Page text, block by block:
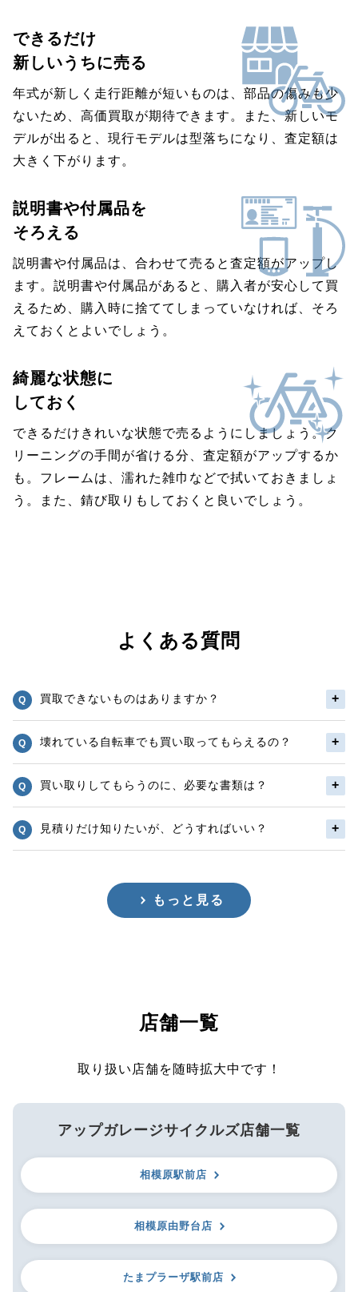
できるだけ
新しいうちに売る
年式が新しく走行距離が短いものは、部品の傷みも少
ないため、高価買取が期待できます。また、新しいモ
デルが出ると、現行モデルは型落ちになり、査定額は
大きく下がります。
説明書や付属品を
そろえる
説明書や付属品は、合わせて売ると査定額がアップし
ます。説明書や付属品があると、購入者が安心して買
えるため、購入時に捨ててしまっていなければ、そろ
えておくとよいでしょう。
綺麗な状態に
しておく
できるだけきれいな状態で売るようにしましょう。ク
リーニングの手間が省ける分、査定額がアップするか
も。フレームは、濡れた雑巾などで拭いておきましょ
う。また、錆び取りもしておくと良いでしょう。
よくある質問
買取できないものはありますか？
壊れている自転車でも買い取ってもらえるの？
買い取りしてもらうのに、必要な書類は？
見積りだけ知りたいが、どうすればいい？
もっと見る
店舗一覧
取り扱い店舗を随時拡大中です！
アップガレージサイクルズ店舗一覧
相模原駅前店
相模原由野台店
たまプラーザ駅前店